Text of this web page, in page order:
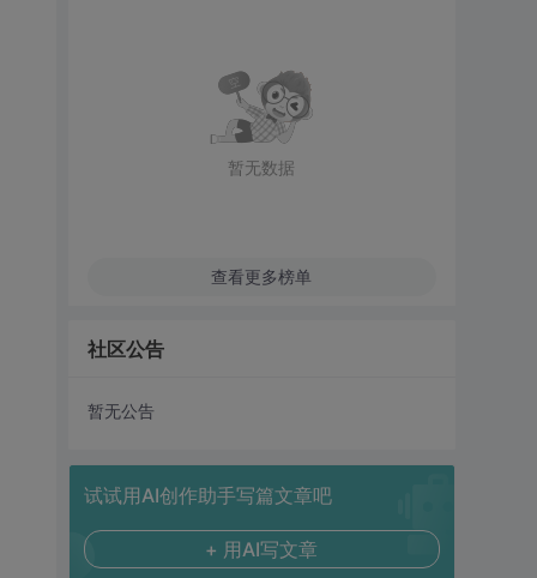
暂无数据
查看更多榜单
社区公告
暂无公告
试试用AI创作助手写篇文章吧
+ 用AI写文章